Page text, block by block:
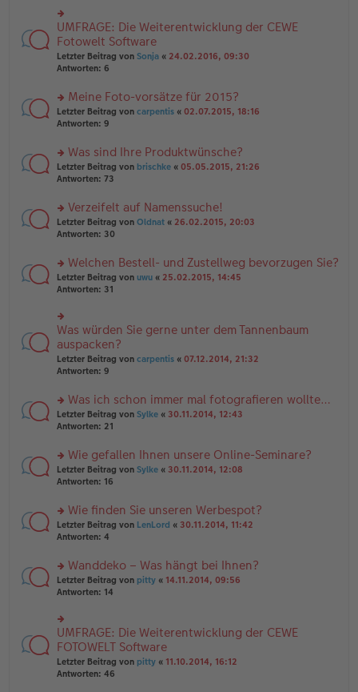
a
g
n
er
B
ei
tr
a
el
es
e
n
er
tr
a
g
rs
te
r
u
n
el
es
e
B
ei
tr
g
UMFRAGE: Die Weiterentwicklung der CEWE
Fotowelt Software
Letzter Beitrag von Sonja « 24.02.2016, 09:30
Antworten: 6
rs
te
n
g
el
e
n
er
tr
a
g
Meine Foto-vorsätze für 2015?
Letzter Beitrag von carpentis « 02.07.2015, 18:16
Antworten: 9
rs
te
n
g
el
e
n
er
tr
a
g
Was sind Ihre Produktwünsche?
Letzter Beitrag von brischke « 05.05.2015, 21:26
Antworten: 73
rs
te
n
g
el
e
n
er
B
ei
tr
g
Verzeifelt auf Namenssuche!
Letzter Beitrag von Oldnat « 26.02.2015, 20:03
Antworten: 30
rs
te
u
n
g
el
es
e
er
B
ei
tr
g
Welchen Bestell- und Zustellweg bevorzugen Sie?
Letzter Beitrag von uwu « 25.02.2015, 14:45
Antworten: 31
rs
te
r
u
n
el
es
e
B
ei
tr
g
Was würden Sie gerne unter dem Tannenbaum
auspacken?
Letzter Beitrag von carpentis « 07.12.2014, 21:32
Antworten: 9
rs
te
n
g
el
e
n
er
tr
a
g
Was ich schon immer mal fotografieren wollte…
Letzter Beitrag von Sylke « 30.11.2014, 12:43
Antworten: 21
rs
te
n
g
el
e
n
er
tr
a
g
Wie gefallen Ihnen unsere Online-Seminare?
Letzter Beitrag von Sylke « 30.11.2014, 12:08
Antworten: 16
rs
te
n
g
el
e
n
er
B
ei
tr
Wie finden Sie unseren Werbespot?
Letzter Beitrag von LenLord « 30.11.2014, 11:42
Antworten: 4
rs
te
u
n
g
el
es
e
Wanddeko – Was hängt bei Ihnen?
Letzter Beitrag von pitty « 14.11.2014, 09:56
Antworten: 14
rs
te
r
u
n
UMFRAGE: Die Weiterentwicklung der CEWE
FOTOWELT Software
Letzter Beitrag von pitty « 11.10.2014, 16:12
Antworten: 46